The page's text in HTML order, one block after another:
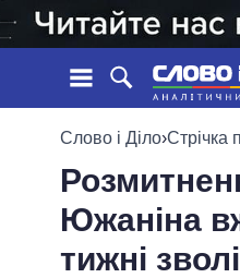
СТРІЧКА
ПОДІЇ
СТАТТІ
Слово і Діло›Стрічка
Южаніна
тижні